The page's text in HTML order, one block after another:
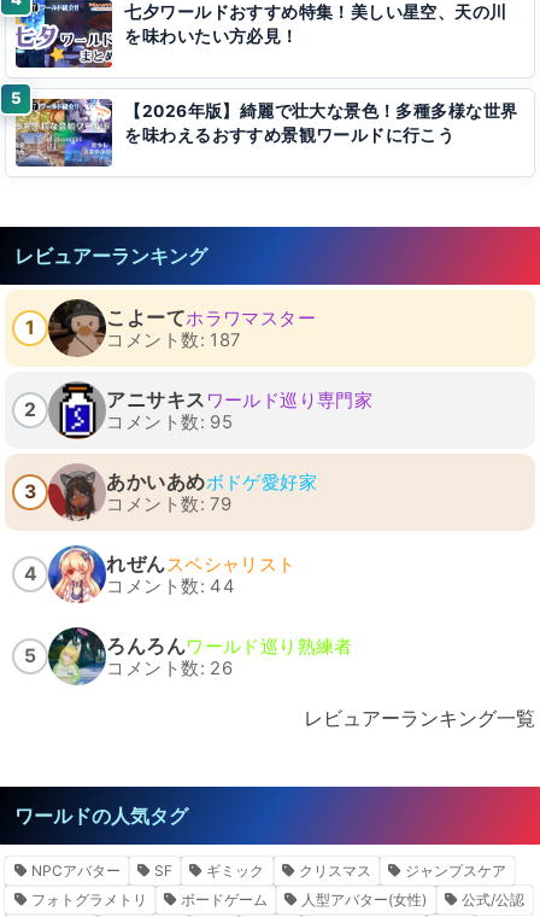
七夕ワールドおすすめ特集！美しい星空、天の川
を味わいたい方必見！
【2026年版】綺麗で壮大な景色！多種多様な世界
を味わえるおすすめ景観ワールドに行こう
レビュアーランキング
1 こよーてホラワマスター
コメント数: 187
2 アニサキス ワールド巡り専門家
コメント数: 95
3 あかいあめボドゲ愛好家
コメント数: 79
4 れぜんスペシャリスト
コメント数: 44
5 ろんろんワールド巡り熟練者
コメント数: 26
レビュアーランキング一覧
ワールドの人気タグ
NPCアバター SF ギミック クリスマス
ジャンプスケア
フォトグラメトリ
ボードゲーム 人型アバター(女性)
公式/公認